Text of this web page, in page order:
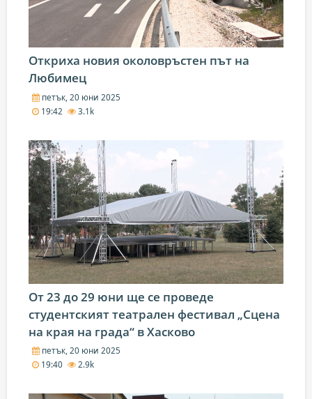
Откриха новия околовръстен път на
Любимец
петък, 20 юни 2025
19:42
3.1k
От 23 до 29 юни ще се проведе
студентският театрален фестивал „Сцена
на края на града“ в Хасково
петък, 20 юни 2025
19:40
2.9k